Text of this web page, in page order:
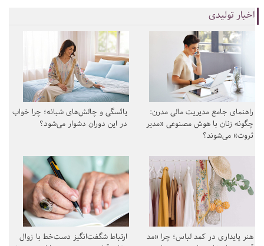
اخبار تولیدی
راهنمای جامع مدیریت مالی مدرن:
چگونه زنان با هوش مصنوعی «مدیر
ثروت» می‌شوند؟
یائسگی و چالش‌های شبانه؛ چرا خواب
در این دوران دشوار می‌شود؟
هنر پایداری در کمد لباس؛ چرا «مد
ارتباط شگفت‌انگیز دست‌خط با زوال